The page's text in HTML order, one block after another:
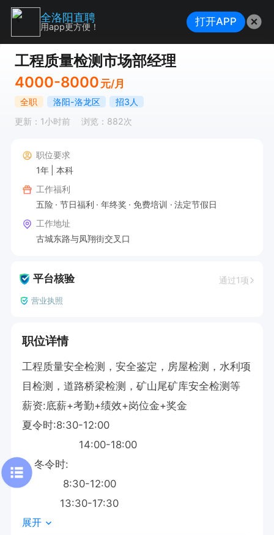
工程质量检测市场部经理
4000-8000 元/月
全职 洛阳-洛龙区
招3人
更新：1小时前
浏览：882次
职位要求
1年
本科
工作福利
五险
节日福利 年终奖 免费培训
法定节假日
工作地址
古城东路与凤翔街交叉口
平台核验 通过1项
营业执照
职位详情
工程质量安全检测，安全鉴定，房屋检测，水利项
目检测，道路桥梁检测，矿山尾矿库安全检测等
薪资:底薪+考勤+绩效+岗位金+奖金
夏令时:8:30-12:00
                  14:00-18:00
    冬令时:
             8:30-12:00
            13:30-17:30
展开
全洛阳直聘
用app更方便！ 打开APP